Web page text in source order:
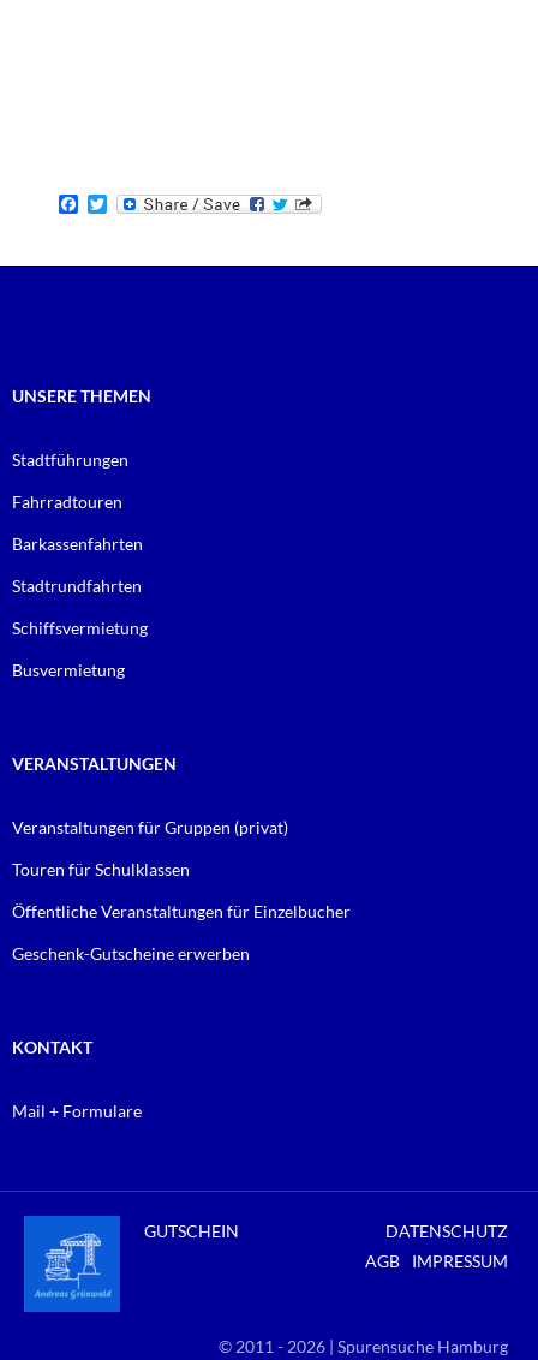
F
e
T
t
UNSERE THEMEN
Stadtführungen
Fahrradtouren
Barkassenfahrten
Stadtrundfahrten
Schiffsvermietung
Busvermietung
VERANSTALTUNGEN
Veranstaltungen für Gruppen (privat)
Touren für Schulklassen
Öffentliche Veranstaltungen für Einzelbucher
Geschenk-Gutscheine erwerben
KONTAKT
Mail + Formulare
GUTSCHEIN
DATENSCHUTZ
AGB
IMPRESSUM
© 2011 - 2026 | Spurensuche Hamburg